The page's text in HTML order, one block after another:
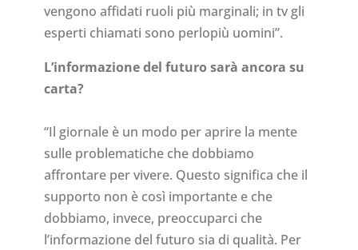
vengono affidati ruoli più marginali; in tv gli
esperti chiamati sono perlopiù uomini”.
L’informazione del futuro sarà ancora su
carta?
“Il giornale è un modo per aprire la mente
sulle problematiche che dobbiamo
affrontare per vivere. Questo significa che il
supporto non è così importante e che
dobbiamo, invece, preoccuparci che
l’informazione del futuro sia di qualità. Per